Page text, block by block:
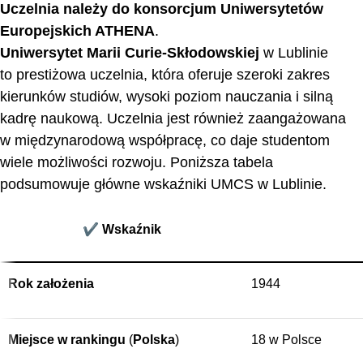
Uczelnia należy do konsorcjum Uniwersytetów
Europejskich ATHENA.
Uniwersytet Marii Curie-Skłodowskiej w Lublinie
to prestiżowa uczelnia, która oferuje szeroki zakres
kierunków studiów, wysoki poziom nauczania i silną
kadrę naukową. Uczelnia jest również zaangażowana
w międzynarodową współpracę, co daje studentom
wiele możliwości rozwoju. Poniższa tabela
podsumowuje główne wskaźniki UMCS w Lublinie.
✔️ Wskaźnik
Rok założenia 1944
Miejsce w rankingu (Polska) 18 w Polsce